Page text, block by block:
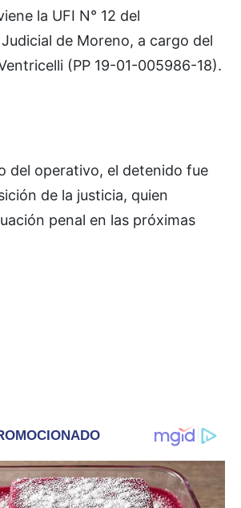
la UFI N° 12 del
de Moreno, a cargo del
(PP 19-01-005986-18).
del operativo, el detenido fue
de la justicia, quien
penal en las próximas